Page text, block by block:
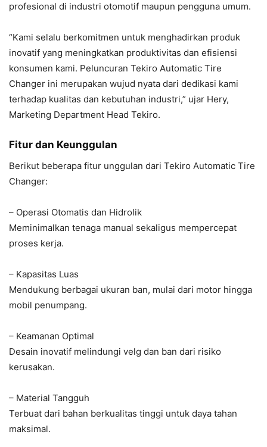
profesional di industri otomotif maupun pengguna umum.
“Kami selalu berkomitmen untuk menghadirkan produk
inovatif yang meningkatkan produktivitas dan efisiensi
konsumen kami. Peluncuran Tekiro Automatic Tire
Changer ini merupakan wujud nyata dari dedikasi kami
terhadap kualitas dan kebutuhan industri,” ujar Hery,
Marketing Department Head Tekiro.
Fitur dan Keunggulan
Berikut beberapa fitur unggulan dari Tekiro Automatic Tire
Changer:
– Operasi Otomatis dan Hidrolik
Meminimalkan tenaga manual sekaligus mempercepat
proses kerja.
– Kapasitas Luas
Mendukung berbagai ukuran ban, mulai dari motor hingga
mobil penumpang.
– Keamanan Optimal
Desain inovatif melindungi velg dan ban dari risiko
kerusakan.
– Material Tangguh
Terbuat dari bahan berkualitas tinggi untuk daya tahan
maksimal.